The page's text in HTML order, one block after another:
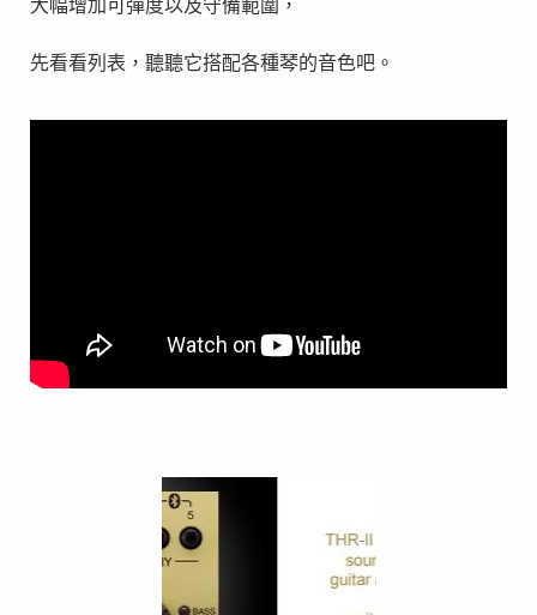
先看看列表，聽聽它搭配各種琴的音色吧。